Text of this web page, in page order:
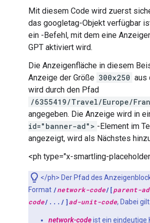
Mit diesem Code wird zuerst
das googletag-Objekt verfügbar
ein -Befehl, mit dem eine
GPT aktiviert wird.
Die Anzeigenfläche in diesem
Anzeige der Größe 300x250 aus
wird durch den Pfad
/6355419/Travel/Europe/
angegeben. Die Anzeige wird in
id="banner-ad"> -Element im
angezeigt, wird als Nächstes
<ph type="x-smartling-
</ph> Der Pfad des
Format /network-code/[parent-
code/.../]ad-unit-code, Dabei gilt:
network-codeist ein eindeutige